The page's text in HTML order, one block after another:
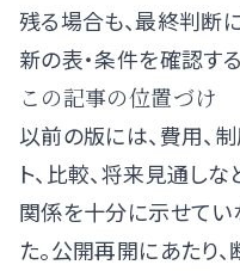
残る場合も、最終判断
新の表・条件を確認す
この記事の位置づけ
以前の版には、費用、
ト、比較、将来見通し
関係を十分に示せて
た。公開再開にあたり